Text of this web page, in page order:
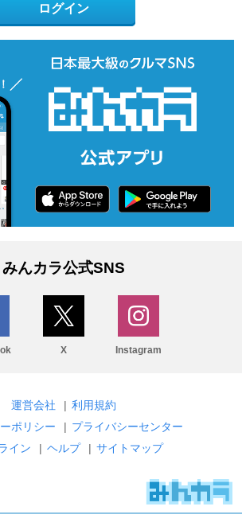
ログイン
みんカラ公式SNS
X Instagram
運営会社 | 利用規約
ポリシー
| プライバシーセンター
イン
| ヘルプ | サイトマップ